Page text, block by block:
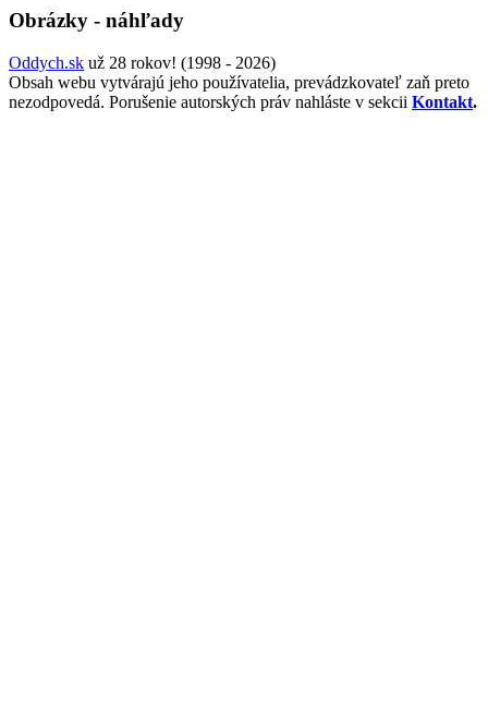
Obrázky - náhľady
Oddych.sk už 28 rokov! (1998 - 2026)
Obsah webu vytvárajú jeho používatelia, prevádzkovateľ zaň preto
nezodpovedá. Porušenie autorských práv nahláste v sekcii Kontakt.